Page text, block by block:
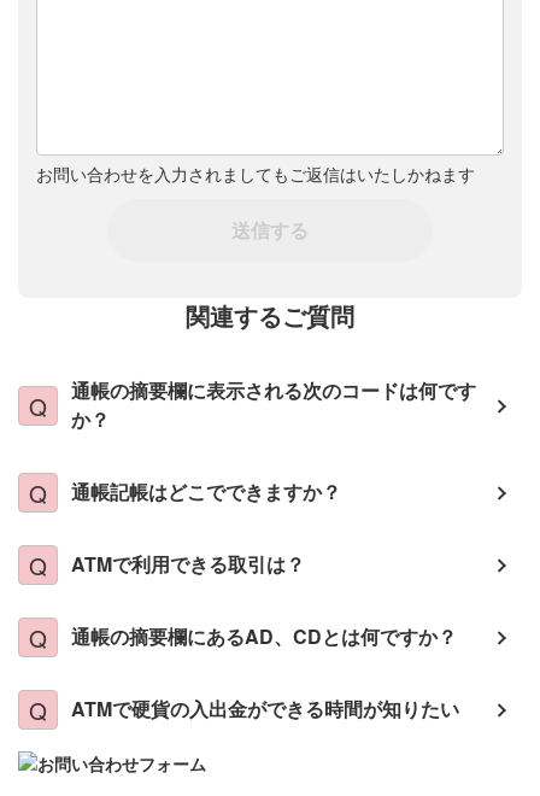
お問い合わせを入力されましてもご返信はいたしかねます
送信する
関連するご質問
通帳の摘要欄に表示される次のコードは何です
か？
通帳記帳はどこでできますか？
ATMで利用できる取引は？
通帳の摘要欄にあるAD、CDとは何ですか？
ATMで硬貨の入出金ができる時間が知りたい